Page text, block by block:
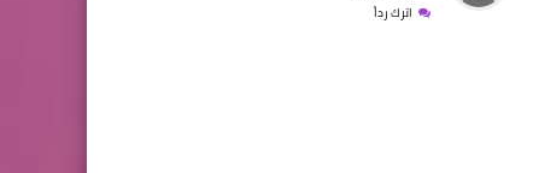
اترك رداً